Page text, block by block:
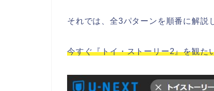
それでは、全3パターンを順番に解説
今すぐ『トイ・ストーリー2』を観た